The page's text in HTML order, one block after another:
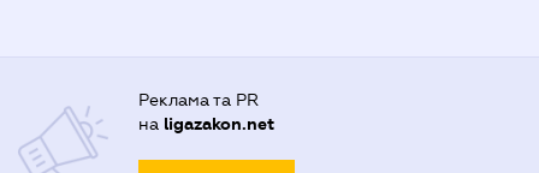
Реклама та PR
на ligazakon.net